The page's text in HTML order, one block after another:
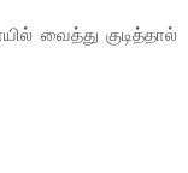
வைத்து குடித்தால்